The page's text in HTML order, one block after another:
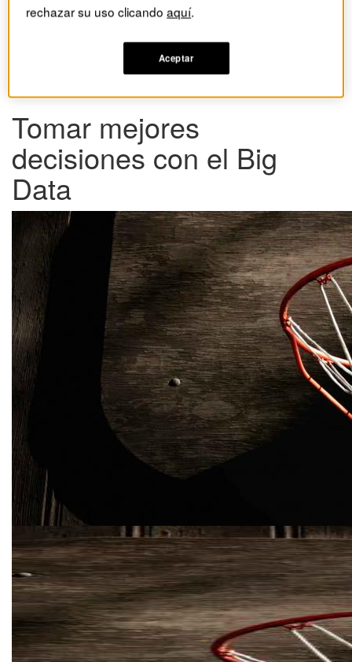
Márketing
Tomar mejores
decisiones con el Big
Data
rechazar su uso clicandoaquí.
Aceptar